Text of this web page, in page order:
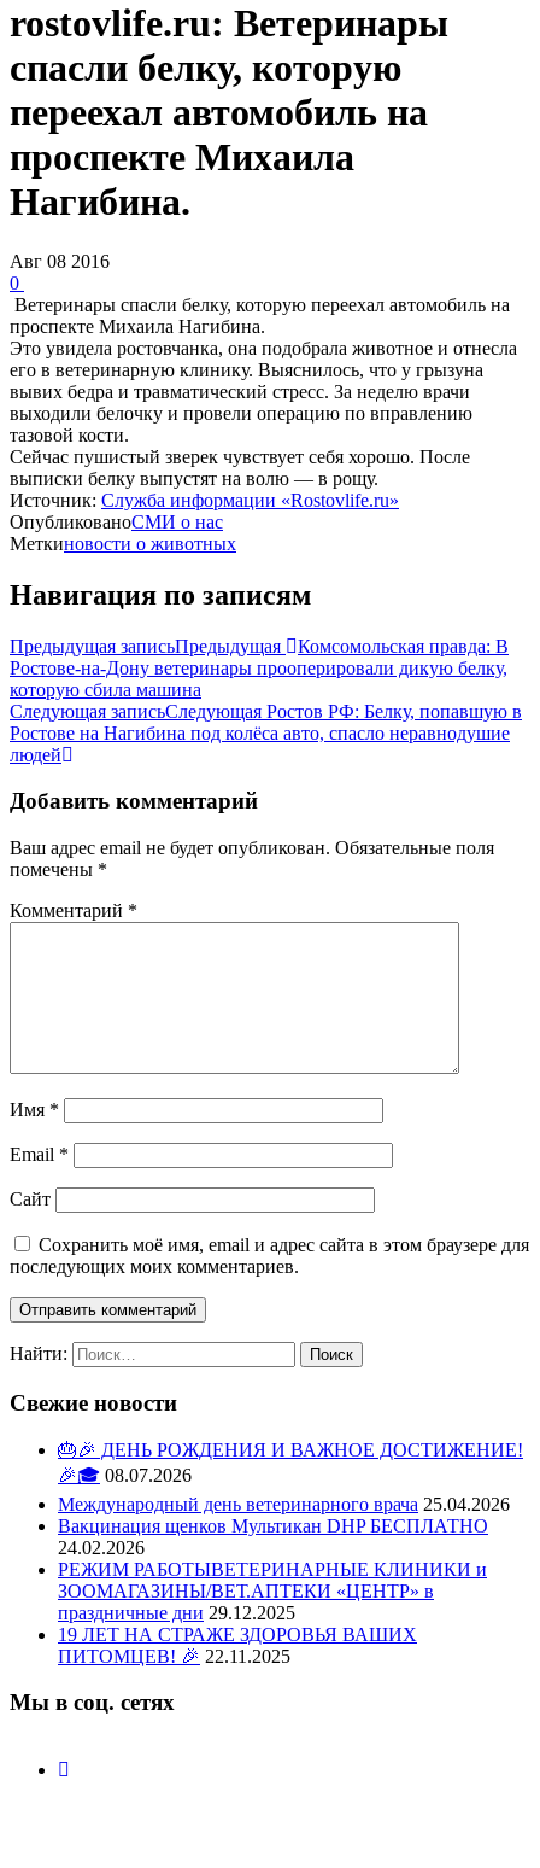
rostovlife.ru: Ветеринары
спасли белку, которую
переехал автомобиль на
проспекте Михаила
Нагибина.
Авг 08 2016
0
Ветеринары спасли белку, которую переехал автомобиль на
проспекте Михаила Нагибина.
Это увидела ростовчанка, она подобрала животное и отнесла
его в ветеринарную клинику. Выяснилось, что у грызуна
вывих бедра и травматический стресс. За неделю врачи
выходили белочку и провели операцию по вправлению
тазовой кости.
Сейчас пушистый зверек чувствует себя хорошо. После
выписки белку выпустят на волю — в рощу.
Источник: Служба информации «Rostovlife.ru»
ОпубликованоСМИ о нас
Меткиновости о животных
Навигация по записям
Предыдущая записьПредыдущая
Комсомольская правда: В
Ростове-на-Дону ветеринары прооперировали дикую белку,
которую сбила машина
Следующая записьСледующая Ростов РФ: Белку, попавшую в
Ростове на Нагибина под колёса авто, спасло неравнодушие
людей
Добавить комментарий
Ваш адрес email не будет опубликован. Обязательные поля
помечены *
Комментарий *
Имя *
Email *
Сайт
Сохранить моё имя, email и адрес сайта в этом браузере для
последующих моих комментариев.
Найти:
Свежие новости
🎂🎉 ДЕНЬ РОЖДЕНИЯ И ВАЖНОЕ ДОСТИЖЕНИЕ!
🎉🎓 08.07.2026
Международный день ветеринарного врача 25.04.2026
Вакцинация щенков Мультикан DHP БЕСПЛАТНО
24.02.2026
РЕЖИМ РАБОТЫВЕТЕРИНАРНЫЕ КЛИНИКИ и
ЗООМАГАЗИНЫ/ВЕТ.АПТЕКИ «ЦЕНТР» в
праздничные дни 29.12.2025
19 ЛЕТ НА СТРАЖЕ ЗДОРОВЬЯ ВАШИХ
ПИТОМЦЕВ! 🎉 22.11.2025
Мы в соц. сетях